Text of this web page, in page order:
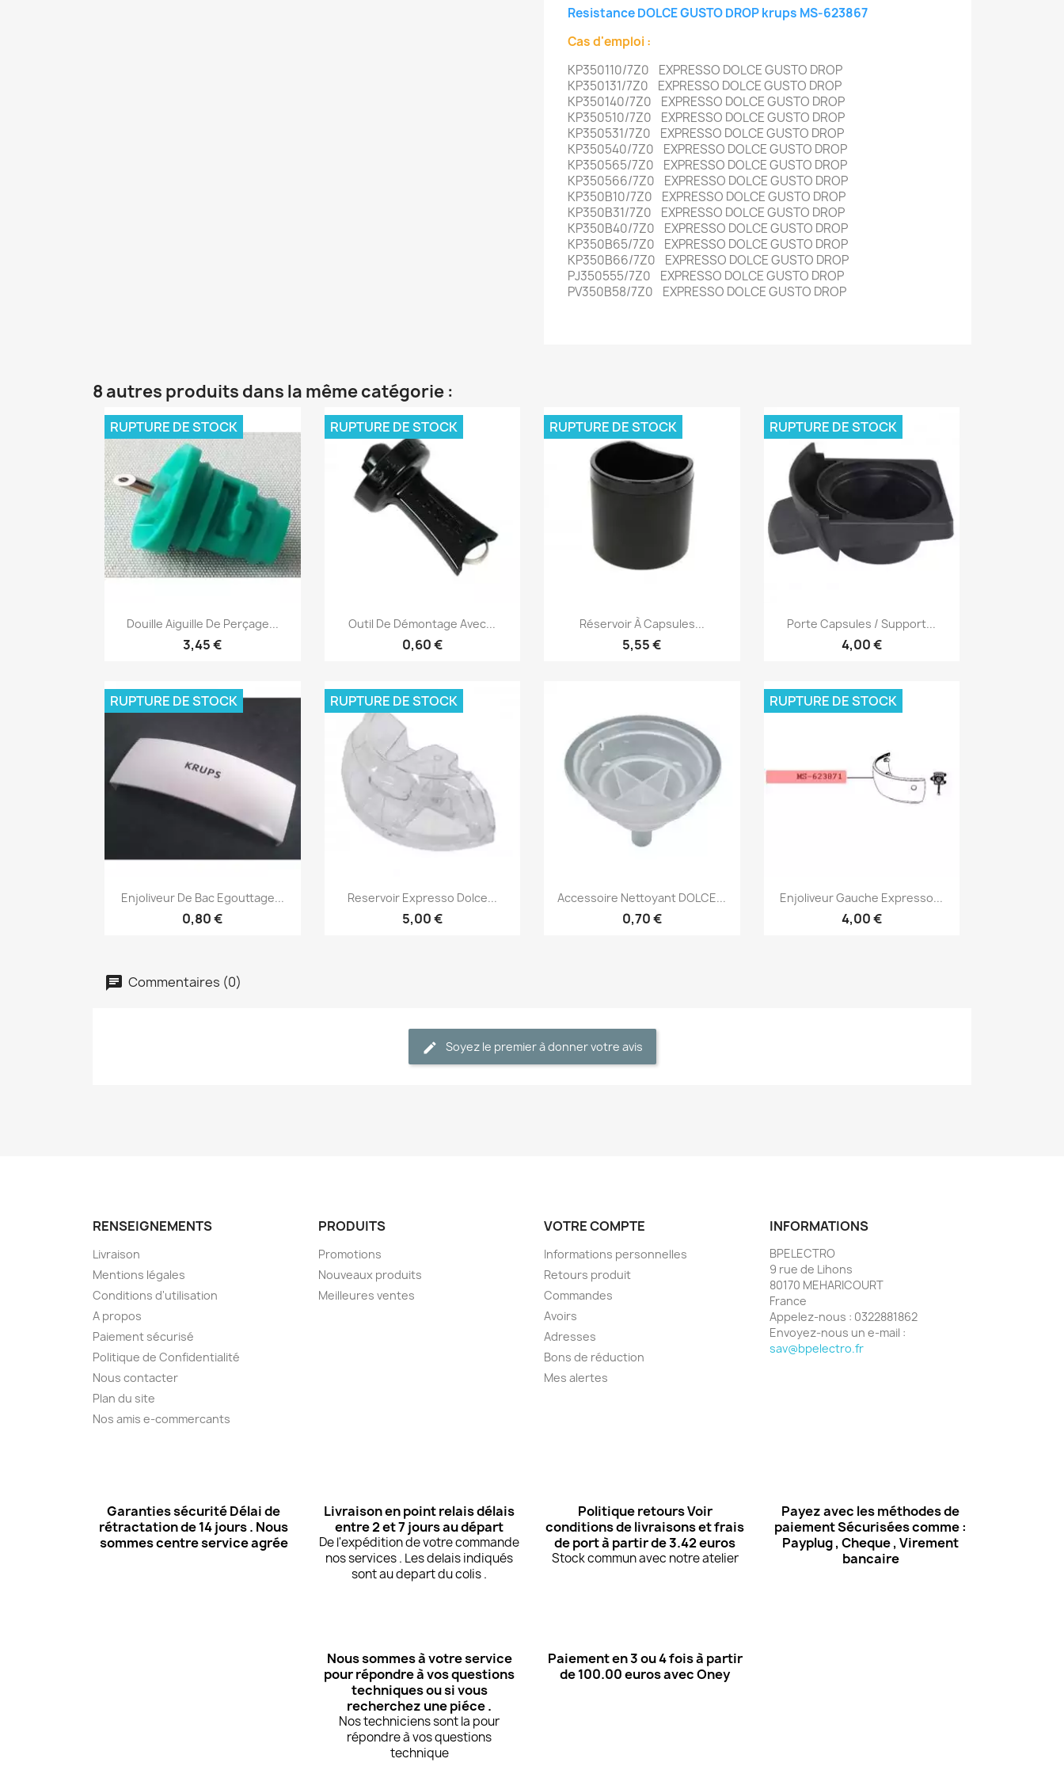
Resistance DOLCE GUSTO DROP krups MS-623867
Cas d'emploi :
KP350110/7Z0 EXPRESSO DOLCE GUSTO DROP
KP350131/7Z0 EXPRESSO DOLCE GUSTO DROP
KP350140/7Z0 EXPRESSO DOLCE GUSTO DROP
KP350510/7Z0 EXPRESSO DOLCE GUSTO DROP
KP350531/7Z0 EXPRESSO DOLCE GUSTO DROP
KP350540/7Z0 EXPRESSO DOLCE GUSTO DROP
KP350565/7Z0 EXPRESSO DOLCE GUSTO DROP
KP350566/7Z0 EXPRESSO DOLCE GUSTO DROP
KP350B10/7Z0 EXPRESSO DOLCE GUSTO DROP
KP350B31/7Z0 EXPRESSO DOLCE GUSTO DROP
KP350B40/7Z0 EXPRESSO DOLCE GUSTO DROP
KP350B65/7Z0 EXPRESSO DOLCE GUSTO DROP
KP350B66/7Z0 EXPRESSO DOLCE GUSTO DROP
PJ350555/7Z0 EXPRESSO DOLCE GUSTO DROP
PV350B58/7Z0 EXPRESSO DOLCE GUSTO DROP
8 autres produits dans la même catégorie :
Aperçu rapide
Douille Aiguille De Perçage...
3,45 €
RUPTURE DE STOCK
Aperçu rapide
Outil De Démontage Avec...
0,60 €
RUPTURE DE STOCK
Aperçu rapide
Réservoir À Capsules...
5,55 €
RUPTURE DE STOCK
Aperçu rapide
Porte Capsules / Support...
4,00 €
RUPTURE DE STOCK
Aperçu rapide
Enjoliveur De Bac Egouttage...
0,80 €
RUPTURE DE STOCK
Aperçu rapide
Reservoir Expresso Dolce...
5,00 €
RUPTURE DE STOCK
Aperçu rapide
Accessoire Nettoyant DOLCE...
0,70 €
Aperçu rapide
Enjoliveur Gauche Expresso...
4,00 €
RUPTURE DE STOCK
Commentaires (0)
Soyez le premier à donner votre avis
RENSEIGNEMENTS
Livraison
Mentions légales
Conditions d'utilisation
A propos
Paiement sécurisé
Politique de Confidentialité
Nous contacter
Plan du site
Nos amis e-commercants
PRODUITS
Promotions
Nouveaux produits
Meilleures ventes
VOTRE COMPTE
Informations personnelles
Retours produit
Commandes
Avoirs
Adresses
Bons de réduction
Mes alertes
INFORMATIONS
BPELECTRO
9 rue de Lihons
80170 MEHARICOURT
France
Appelez-nous : 0322881862
Envoyez-nous un e-mail :
sav@bpelectro.fr
Garanties sécurité Délai de
rétractation de 14 jours . Nous
sommes centre service agrée
Livraison en point relais délais
entre 2 et 7 jours au départ
De l'expédition de votre commande
nos services . Les delais indiqués
sont au depart du colis .
Politique retours Voir
conditions de livraisons et frais
de port à partir de 3.42 euros
Stock commun avec notre atelier
Payez avec les méthodes de
paiement Sécurisées comme :
Payplug , Cheque , Virement
bancaire
Nous sommes à votre service
pour répondre à vos questions
techniques ou si vous
recherchez une piéce .
Nos techniciens sont la pour
répondre à vos questions
technique
Paiement en 3 ou 4 fois à partir
de 100.00 euros avec Oney